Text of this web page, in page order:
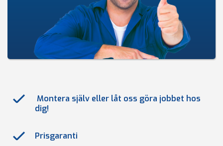
Montera själv eller låt oss göra jobbet hos
dig!
Prisgaranti